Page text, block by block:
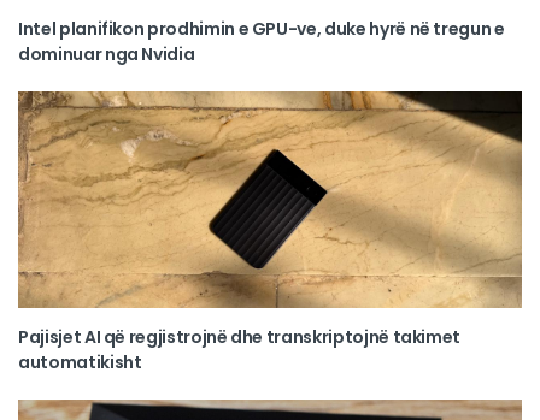
Intel planifikon prodhimin e GPU-ve, duke hyrë në tregun e
dominuar nga Nvidia
Pajisjet AI që regjistrojnë dhe transkriptojnë takimet
automatikisht